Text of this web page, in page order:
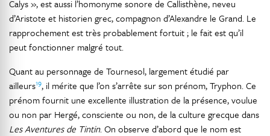
Calys », est aussi l’homonyme sonore de Callisthène, neveu
d’Aristote et historien grec, compagnon d’Alexandre le Grand. Le
rapprochement est très probablement fortuit ; le fait est qu’il
peut fonctionner malgré tout.
Quant au personnage de Tournesol, largement étudié par
ailleurs19, il mérite que l’on s’arrête sur son prénom, Tryphon. Ce
prénom fournit une excellente illustration de la présence, voulue
ou non par Hergé, consciente ou non, de la culture grecque dans
Les Aventures de Tintin. On observe d’abord que le nom est